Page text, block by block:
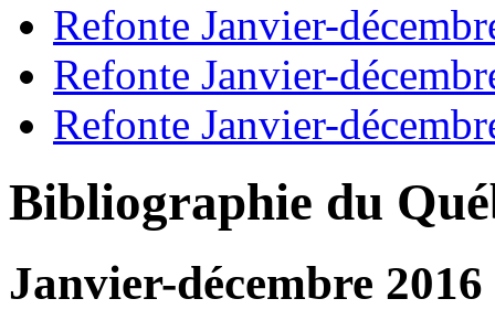
Refonte Janvier-
Refonte Janvier-
Refonte Janvier-
Bibliographie du
Janvier-décembre 2016